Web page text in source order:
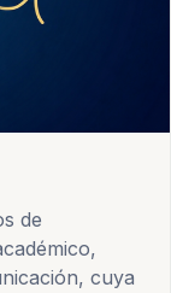
de
cuya